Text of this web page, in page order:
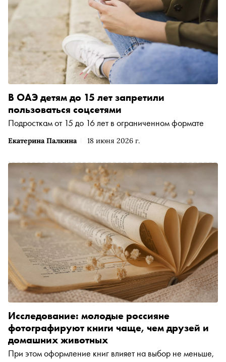
Екатерина Палкина 18 июня 2026 г.
В ОАЭ детям до 15 лет запретили
пользоваться соцсетями
Подросткам от 15 до 16 лет в ограниченном формате
Исследование: молодые россияне
фотографируют книги чаще, чем друзей и
домашних животных
При этом оформление книг влияет на выбор не меньше,